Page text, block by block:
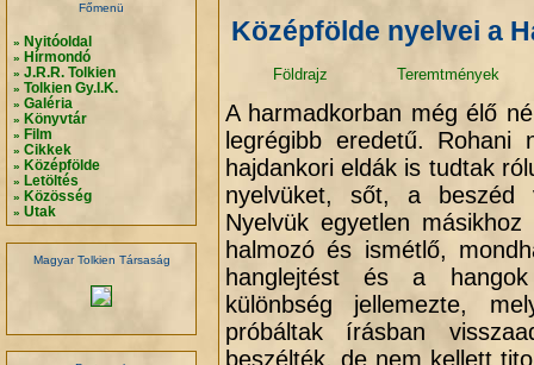
Főmenü
» Nyitóoldal
» Hírmondó
» J.R.R. Tolkien
» Tolkien Gy.I.K.
» Galéria
» Könyvtár
» Film
» Cikkek
» Középfölde
» Letöltés
» Közösség
» Utak
Magyar Tolkien Társaság
Középfölde nyelvei a
Földrajz Teremtmények
A harmadkorban még élő
legrégibb eredetű. Rohani
hajdankori eldák is tudtak
nyelvüket, sőt, a beszéd
Nyelvük egyetlen
halmozó és ismétlő,
hanglejtést és a hangok
különbség jellemezte,
próbáltak írásban
beszélték, de nem kellett